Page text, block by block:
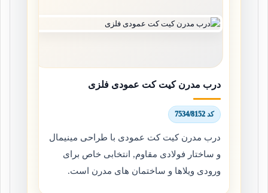
درب مدرن کیت کت عمودی فلزی
کد 7534/8152
درب مدرن کیت کت عمودی با طراحی مینیمال
و ساختار فولادی مقاوم, انتخابی خاص برای
ورودی ویلاها و ساختمان های مدرن است.